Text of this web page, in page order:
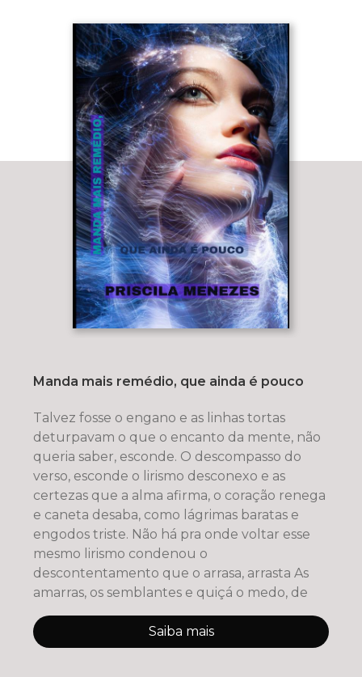
Manda mais remédio, que ainda é pouco
Talvez fosse o engano e as linhas tortas
deturpavam o que o encanto da mente, não
queria saber, esconde. O descompasso do
verso, esconde o lirismo desconexo e as
certezas que a alma afirma, o coração renega
e caneta desaba, como lágrimas baratas e
engodos triste. Não há pra onde voltar esse
mesmo lirismo condenou o
descontentamento que o arrasa, arrasta As
amarras, os semblantes e quiçá o medo, de
Saiba mais